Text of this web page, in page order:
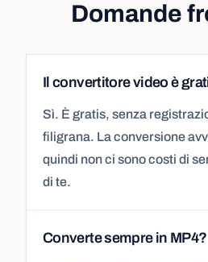
Domande
Il convertitore video è
Sì. È gratis, senza
filigrana. La conversione
quindi non ci sono costi di
di te.
Converte sempre in MP4?